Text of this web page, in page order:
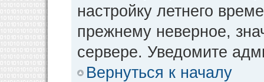
настройку летнего
прежнему неверное,
сервере. Уведомите
Вернуться к началу